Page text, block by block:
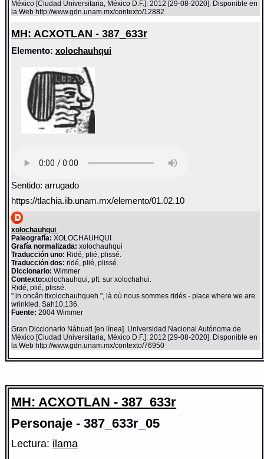
México [Ciudad Universitaria, México D.F.]: 2012 [29-08-2020]. Disponible en
la Web http://www.gdn.unam.mx/contexto/12882
MH: ACXOTLAN - 387_633r
Elemento:xolochauhqui
Sentido: arrugado
https://tlachia.iib.unam.mx/elemento/01.02.10
xolochauhqui
Paleografía: XOLOCHAUHQUI
Grafía normalizada: xolochauhqui
Traducción uno: Ridé, plié, plissé.
Traducción dos: ridé, plié, plissé.
Diccionario:Wimmer
Contexto:xolochauhqui, pft. sur xolochahui.
Ridé, plié, plissé.
" in oncân tixolochauhqueh ", là où nous sommes ridés - place where we are
wrinkled. Sah10,136.
Fuente: 2004 Wimmer
Gran Diccionario Náhuatl [en línea]. Universidad Nacional Autónoma de
México [Ciudad Universitaria, México D.F.]: 2012 [29-08-2020]. Disponible en
la Web http://www.gdn.unam.mx/contexto/76950
MH: ACXOTLAN - 387_633r
Personaje - 387_633r_05
Lectura: ilama